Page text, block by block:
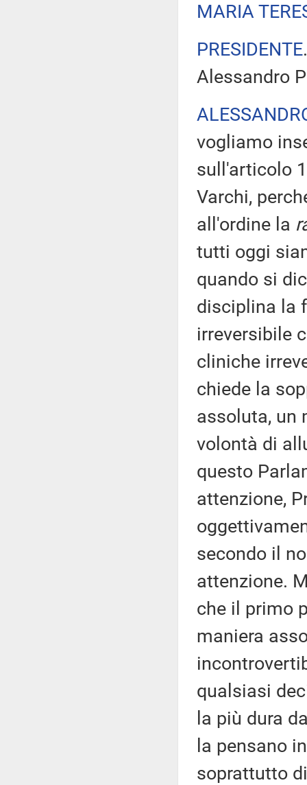
MARIA
PRESIDENTE
Alessandro
vogliamo
sull'articolo
Varchi,
all'ordine la
tutti oggi
quando si
disciplina la
irreversibile
cliniche
chiede la
assoluta, un
volontà di
questo
attenzione,
secondo il
attenzione.
che il primo
maniera
qualsiasi
la più dura
la pensano
soprattutto